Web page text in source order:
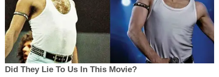
Did They Lie To Us In This Movie?